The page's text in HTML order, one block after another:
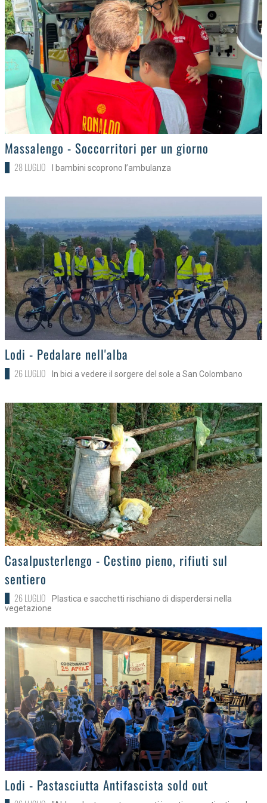
>Massalengo - Soccorritori per un giorno
28 LUGLIO I bambini scoprono l’ambulanza
>Lodi - Pedalare nell'alba
26 LUGLIO In bici a vedere il sorgere del sole a San Colombano
>
Casalpusterlengo - Cestino pieno, rifiuti sul
sentiero
26 LUGLIO
Plastica e sacchetti rischiano di disperdersi nella
vegetazione
>Lodi - Pastasciutta Antifascista sold out